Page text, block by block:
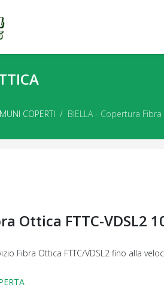
COPERTI BIELLA - Copertura
Ottica FTTC-VDSL2
Fibra Ottica FTTC/VDSL2 fino alla